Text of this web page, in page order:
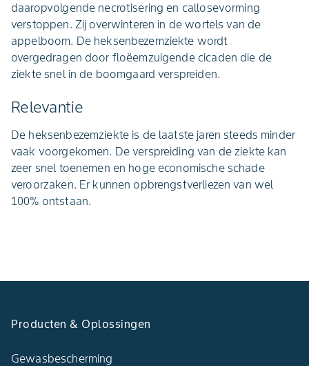
daaropvolgende necrotisering en callosevorming
verstoppen. Zij overwinteren in de wortels van de
appelboom. De heksenbezemziekte wordt
overgedragen door floëemzuigende cicaden die de
ziekte snel in de boomgaard verspreiden.
Relevantie
De heksenbezemziekte is de laatste jaren steeds minder
vaak voorgekomen. De verspreiding van de ziekte kan
zeer snel toenemen en hoge economische schade
veroorzaken. Er kunnen opbrengstverliezen van wel
100% ontstaan.
Producten & Oplossingen
Gewasbescherming